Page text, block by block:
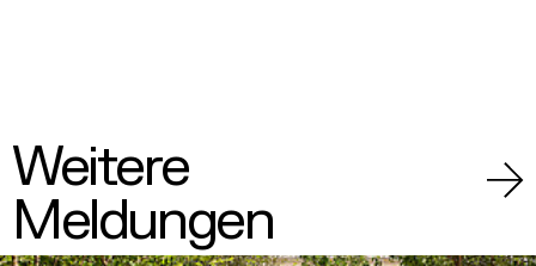
Weitere
Meldungen